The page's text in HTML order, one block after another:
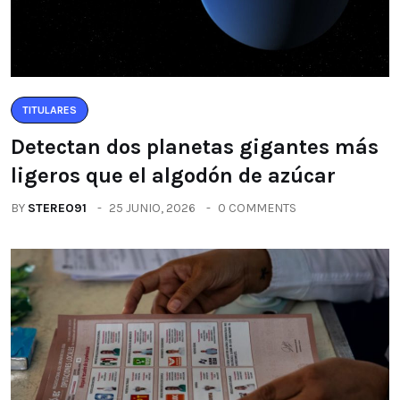
TITULARES
Detectan dos planetas gigantes más
ligeros que el algodón de azúcar
BY STEREO91 25 JUNIO, 2026 0 COMMENTS